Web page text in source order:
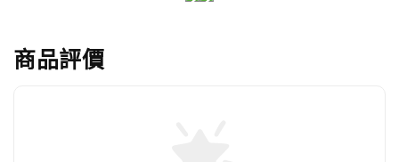
商品評價